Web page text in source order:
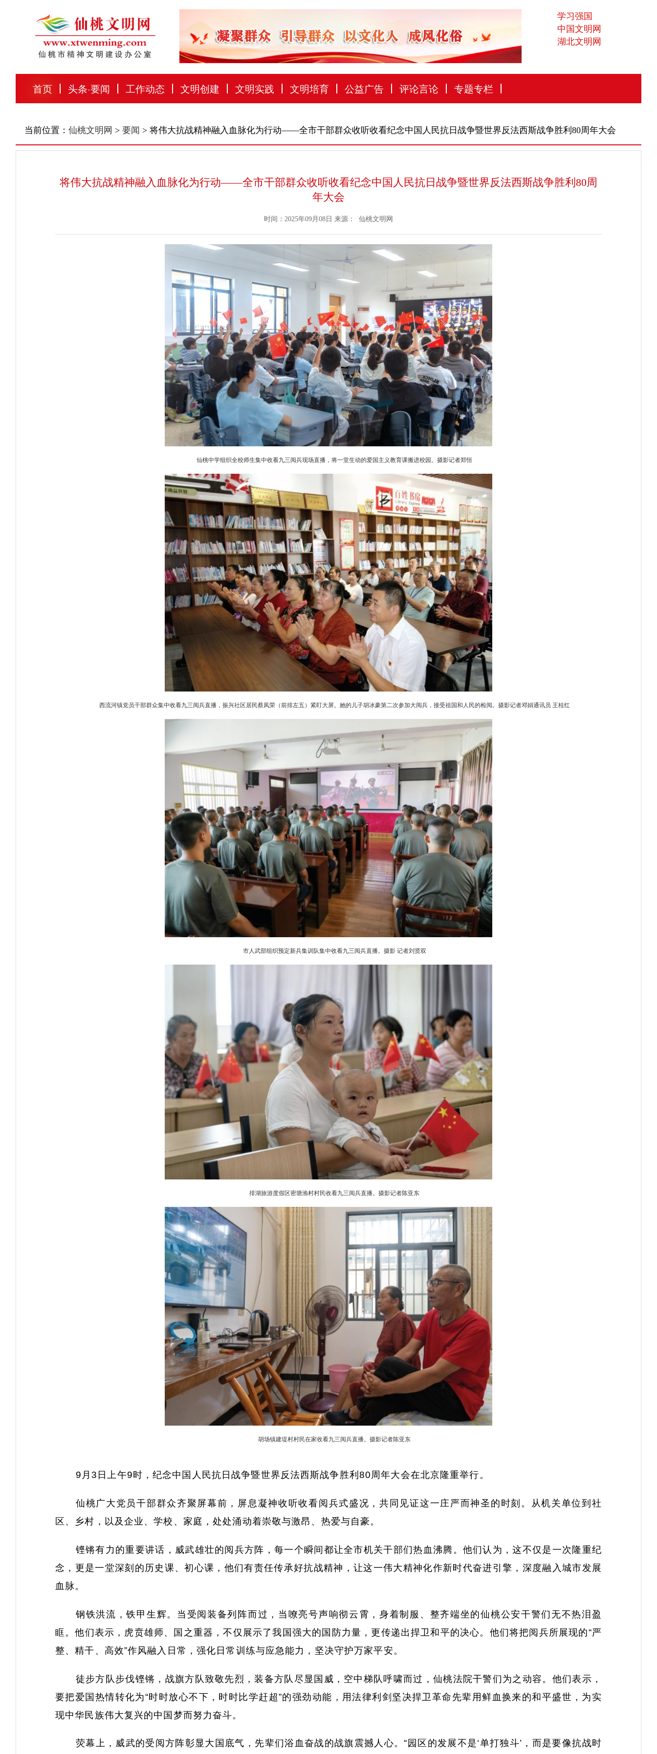
学习强国
中国文明网
湖北文明网
首页 头条·要闻 工作动态 文明创建 文明实践 文明培育 公益广告 评论言论 专题专栏
当前位置： 仙桃文明网 > 要闻 > 将伟大抗战精神融入血脉化为行动——全市干部群众收听收看纪念中国人民抗日战争暨世界反法西斯战争胜利80周年大会
将伟大抗战精神融入血脉化为行动——全市干部群众收听收看纪念中国人民抗日战争暨世界反法西斯战争胜利80周
年大会
时间：2025年09月08日 来源： 仙桃文明网
仙桃中学组织全校师生集中收看九三阅兵现场直播，将一堂生动的爱国主义教育课搬进校园。摄影记者郑恒
西流河镇党员干部群众集中收看九三阅兵直播，振兴社区居民蔡凤荣（前排左五）紧盯大屏。她的儿子胡冰豪第二次参加大阅兵，接受祖国和人民的检阅。摄影记者邓娟通讯员 王桂红
市人武部组织预定新兵集训队集中收看九三阅兵直播。摄影 记者刘贤双
排湖旅游度假区密塘渔村村民收看九三阅兵直播。摄影记者陈亚东
胡场镇建堤村村民在家收看九三阅兵直播。摄影记者陈亚东
9月3日上午9时，纪念中国人民抗日战争暨世界反法西斯战争胜利80周年大会在北京隆重举行。
仙桃广大党员干部群众齐聚屏幕前，屏息凝神收听收看阅兵式盛况，共同见证这一庄严而神圣的时刻。从机关单位到社
区、乡村，以及企业、学校、家庭，处处涌动着崇敬与激昂、热爱与自豪。
铿锵有力的重要讲话，威武雄壮的阅兵方阵，每一个瞬间都让全市机关干部们热血沸腾。他们认为，这不仅是一次隆重纪
念，更是一堂深刻的历史课、初心课，他们有责任传承好抗战精神，让这一伟大精神化作新时代奋进引擎，深度融入城市发展
血脉。
钢铁洪流，铁甲生辉。当受阅装备列阵而过，当嘹亮号声响彻云霄，身着制服、整齐端坐的仙桃公安干警们无不热泪盈
眶。他们表示，虎贲雄师、国之重器，不仅展示了我国强大的国防力量，更传递出捍卫和平的决心。他们将把阅兵所展现的“严
整、精干、高效”作风融入日常，强化日常训练与应急能力，坚决守护万家平安。
徒步方队步伐铿锵，战旗方队致敬先烈，装备方队尽显国威，空中梯队呼啸而过，仙桃法院干警们为之动容。他们表示，
要把爱国热情转化为“时时放心不下，时时比学赶超”的强劲动能，用法律利剑坚决捍卫革命先辈用鲜血换来的和平盛世，为实
现中华民族伟大复兴的中国梦而努力奋斗。
荧幕上，威武的受阅方阵彰显大国底气，先辈们浴血奋战的战旗震撼人心。“园区的发展不是‘单打独斗’，而是要像抗战时